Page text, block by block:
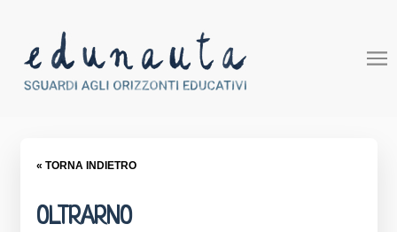
« TORNA INDIETRO
OLTRARNO